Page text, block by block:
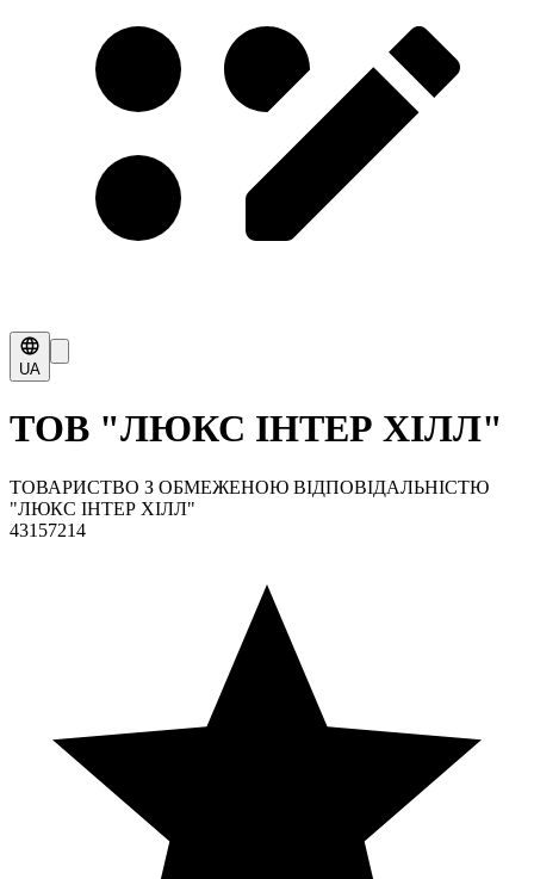
UA
ТОВ "ЛЮКС ІНТЕР ХІЛЛ"
ТОВАРИСТВО З ОБМЕЖЕНОЮ ВІДПОВІДАЛЬНІСТЮ
"ЛЮКС ІНТЕР ХІЛЛ"
43157214